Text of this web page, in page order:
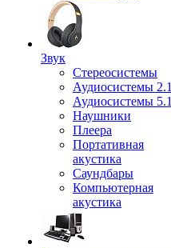
Звук
Стереосистемы
Аудиосистемы 2.1
Аудиосистемы 5.1
Наушники
Плеера
Портативная
акустика
Саундбары
Компьютерная
акустика